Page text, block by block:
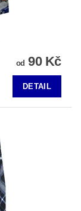
od 90 Kč
DETAIL